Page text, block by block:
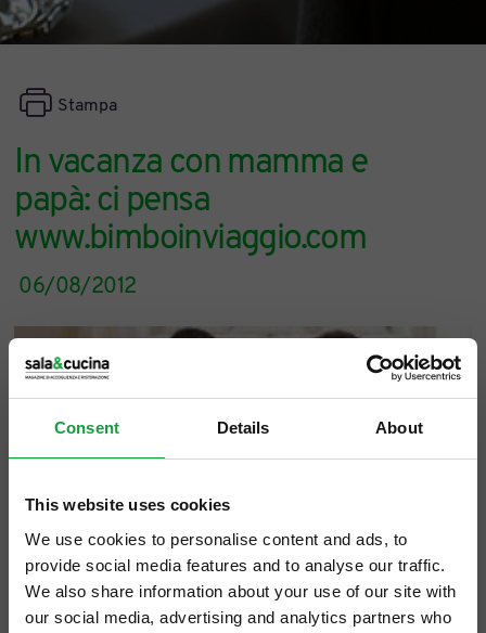
Consent Details About
This website uses cookies
We use cookies to personalise content and ads, to
provide social media features and to analyse our traffic.
We also share information about your use of our site with
our social media, advertising and analytics partners who
In vacanza con mamma e
papà: ci pensa
www.bimboinviaggio.com
Stampa
06/08/2012
vostri figli le numerose città d’arte italiane,
patrimoni che fanno del nostro Paese un
simbolo di cultura in tutto il mondo, sia una